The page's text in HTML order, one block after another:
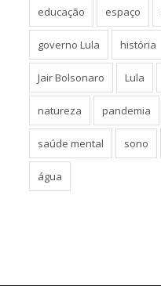
educação espaço
governo Lula história
Jair Bolsonaro Lula
natureza pandemia
saúde mental sono
água